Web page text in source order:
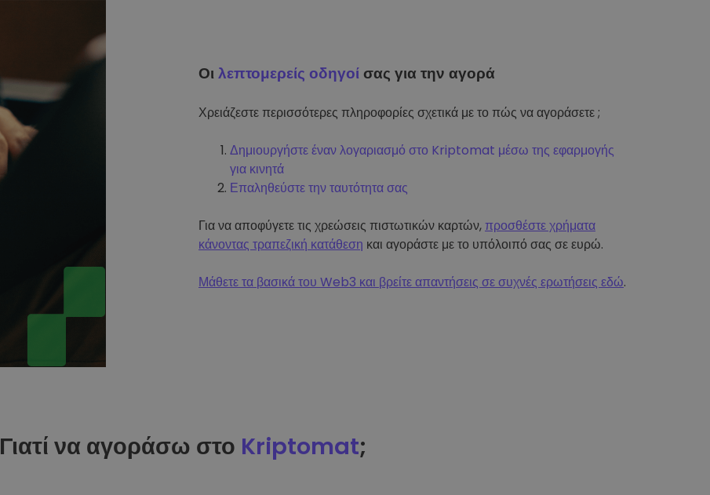
Οιλεπτομερείς οδηγοί σας για την αγορά
Χρειάζεστε περισσότερες πληροφορίες σχετικά με το πώς να αγοράσετε ;
Δημιουργήστε έναν λογαριασμό στο Kriptomat μέσω της εφαρμογής
για κινητά
Επαληθεύστε την ταυτότητα σας
Για να αποφύγετε τις χρεώσεις πιστωτικών καρτών,προσθέστε χρήματα
κάνοντας τραπεζική κατάθεση και αγοράστε με το υπόλοιπό σας σε ευρώ.
Μάθετε τα βασικά του Web3 και βρείτε απαντήσεις σε συχνές ερωτήσεις εδώ.
Γιατί να αγοράσω στο Kriptomat;